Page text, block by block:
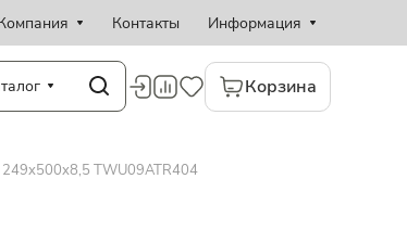
Контакты Информация
Корзина
TWU09ATR404